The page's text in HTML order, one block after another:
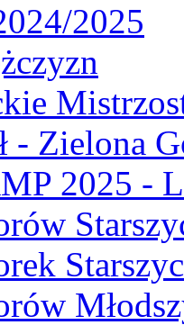
2025
- Zielona
2025 -